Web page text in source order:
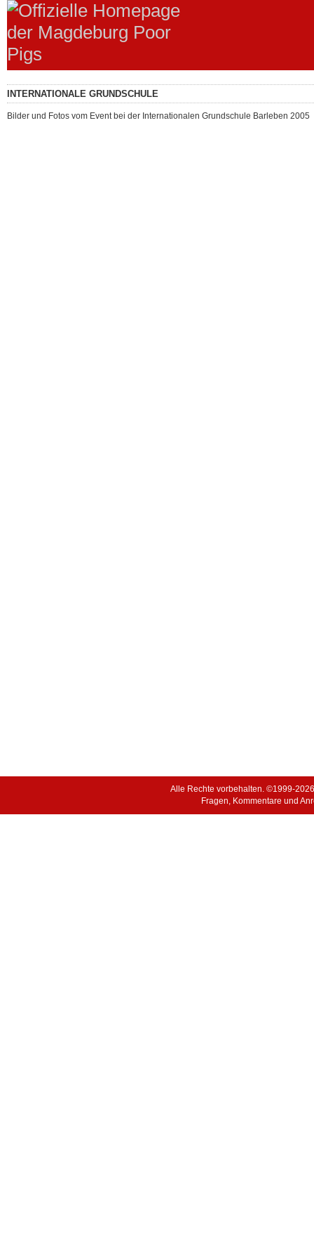
INTERNATIONALE GRUNDSCHULE
Bilder und Fotos vom Event bei der Internationalen Grundschule Barleben 2005
Alle Rechte vorbehalten. ©1999-
Fragen, Kommentare und